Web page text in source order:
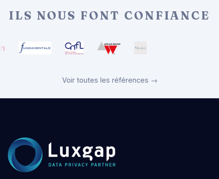
ILS NOUS FONT CONFIANCE
Voir toutes les références →